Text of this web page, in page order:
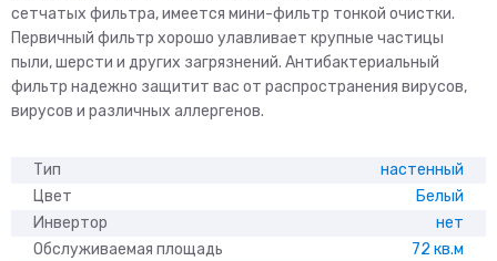
сетчатых фильтра, имеется мини-фильтр тонкой очистки.
Первичный фильтр хорошо улавливает крупные частицы
пыли, шерсти и других загрязнений. Антибактериальный
фильтр надежно защитит вас от распространения вирусов,
вирусов и различных аллергенов.
Тип
настенный
Цвет
Белый
Инвертор
нет
Обслуживаемая площадь
72 кв.м